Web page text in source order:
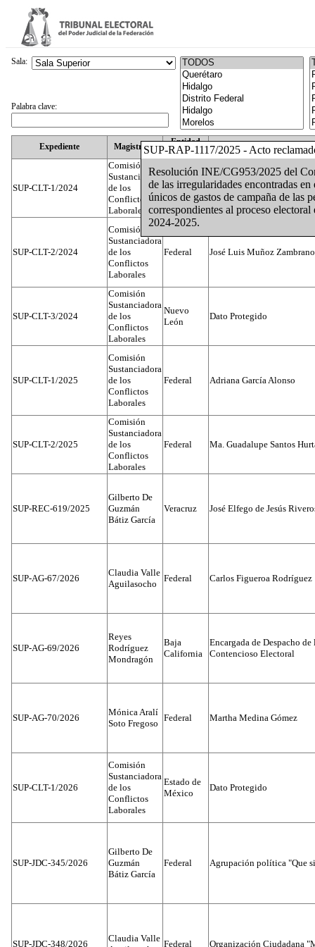
SUP-RAP-1117/2025 - Acto
Resolución INE/CG953/2025 del
de las irregularidades encontradas
únicos de gastos de campaña de las
correspondientes al proceso
2024-2025.
Expediente Magistrado
Entidad
Federativa
SUP-CLT-1/2024
Comisión
Sustanciadora
de los
Conflictos
Laborales
Federal Juan José Serrato Velasco
SUP-CLT-2/2024
Comisión
Sustanciadora
de los
Conflictos
Laborales
Federal José Luis Muñoz Zambrano
SUP-CLT-3/2024
Comisión
Sustanciadora
de los
Conflictos
Laborales
Nuevo
León
Dato Protegido
SUP-CLT-1/2025
Comisión
Sustanciadora
de los
Conflictos
Laborales
Federal Adriana García Alonso
SUP-CLT-2/2025
Comisión
Sustanciadora
de los
Conflictos
Laborales
Federal Ma. Guadalupe Santos
SUP-REC-619/2025
Gilberto De
Guzmán
Bátiz García
Veracruz José Elfego de Jesús
SUP-AG-67/2026
Claudia Valle
Aguilasocho
Federal Carlos Figueroa Rodríguez
SUP-AG-69/2026
Reyes
Rodríguez
Mondragón
Baja
California
Encargada de Despacho
Contencioso Electoral
SUP-AG-70/2026
Mónica Aralí
Soto Fregoso
Federal Martha Medina Gómez
SUP-CLT-1/2026
Comisión
Sustanciadora
de los
Conflictos
Laborales
Estado de
México
Dato Protegido
SUP-JDC-345/2026
Gilberto De
Guzmán
Bátiz García
Federal Agrupación política "Que
SUP-JDC-348/2026
Claudia Valle
Federal Organización Ciudadana
Sala:
Palabra clave: